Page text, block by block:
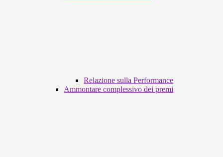
Relazione sulla Performance
Ammontare complessivo dei premi